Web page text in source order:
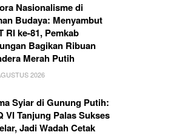
Nasionalisme di
Budaya: Menyambut
RI ke-81, Pemkab
Bagikan Ribuan
Merah Putih
2026
Syiar di Gunung Putih:
VI Tanjung Palas Sukses
Jadi Wadah Cetak